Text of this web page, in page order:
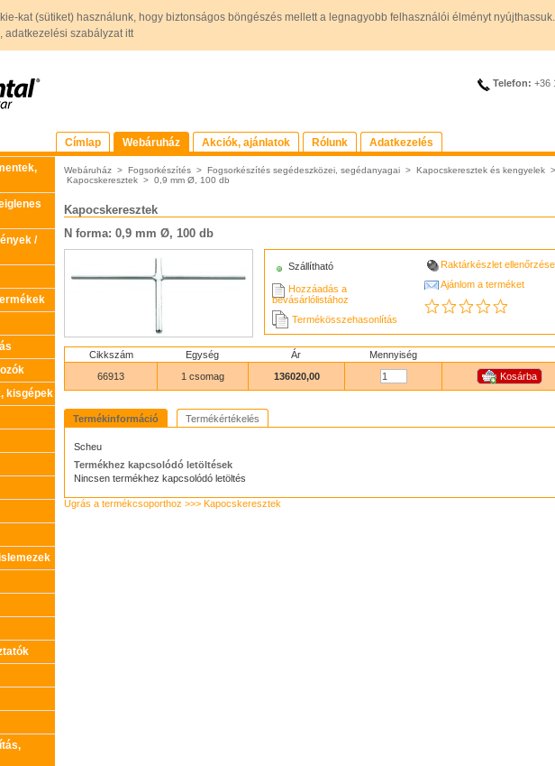
kat (sütiket) használunk, hogy biztonságos böngészés mellett a legnagyobb felhasználói élményt nyújthassuk.
adatkezelési szabályzat itt
Telefon: +36
Címlap Webáruház Akciók, ajánlatok Rólunk Adatkezelés
/
kisgépek
Webáruház > Fogsorkészítés > Fogsorkészítés segédeszközei, segédanyagai > Kapocskeresztek és kengyelek >
Kapocskeresztek > 0,9 mm Ø, 100 db
Kapocskeresztek
N forma: 0,9 mm Ø, 100 db
Szállítható
Hozzáadás a
bevásárlólistához
Termékösszehasonlítás
Raktárkészlet ellenőrzése
Ajánlom a terméket
Cikkszám Egység Ár
Mennyiség
66913
1 csomag 136020,00
Termékinformáció Termékértékelés
Scheu
Termékhez kapcsolódó letöltések
Nincsen termékhez kapcsolódó letöltés
Ugrás a termékcsoporthoz >>> Kapocskeresztek